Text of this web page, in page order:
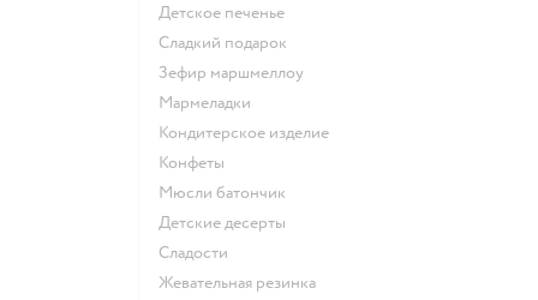
детское печенье
сладкий подарок
зефир маршмеллоу
мармеладки
кондитерское изделие
конфеты
мюсли батончик
детские десерты
сладости
жевательная резинка